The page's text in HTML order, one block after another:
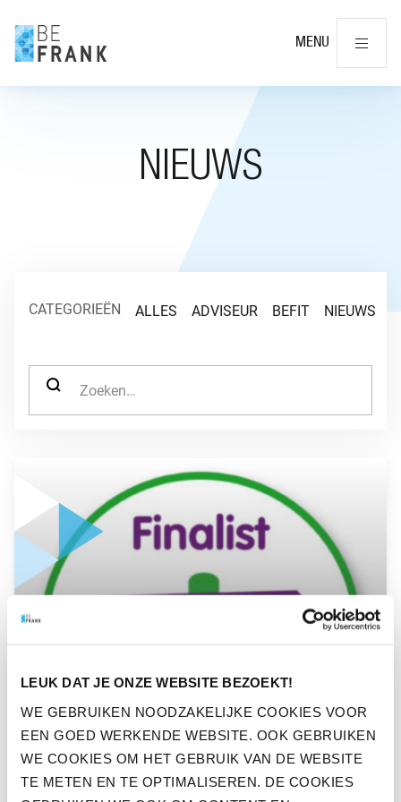
LEUK DAT JE ONZE WEBSITE BEZOEKT!
WE GEBRUIKEN NOODZAKELIJKE COOKIES VOOR
EEN GOED WERKENDE WEBSITE. OOK GEBRUIKEN
WE COOKIES OM HET GEBRUIK VAN DE WEBSITE
TE METEN EN TE OPTIMALISEREN. DE COOKIES
MENU
NIEUWS
CATEGORIEËN ALLES ADVISEUR BEFIT NIEUWS
ZOEK NAAR:
GA NAAR “KEUZEHULP NABESTAANDENPENSIOEN
KEUZEHULP
NABESTAANDENPENSIOEN
GENOMINEERD VOOR
PENSIOENWEGWIJZER